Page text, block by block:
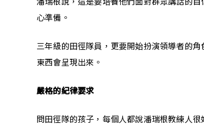
心準備。
三年級的田徑隊員，更要開始扮演領導者的
東西會呈現出來。
嚴格的紀律要求
問田徑隊的孩子，每個人都說潘瑞根教練人